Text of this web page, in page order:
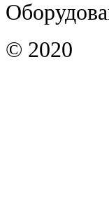
© 2020